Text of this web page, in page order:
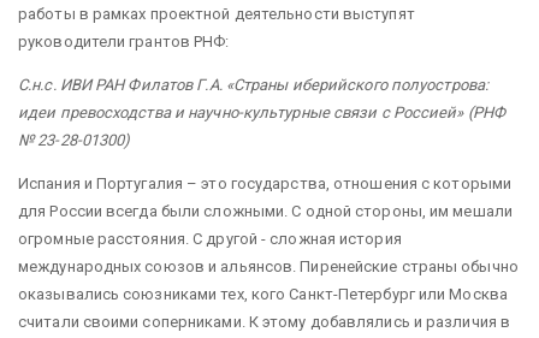
работы в рамках проектной деятельности выступят
руководители грантов РНФ:
С.н.с. ИВИ РАН Филатов Г.А. «Страны иберийского полуострова:
идеи превосходства и научно-культурные связи с Россией» (РНФ
№ 23-28-01300)
Испания и Португалия – это государства, отношения с которыми
для России всегда были сложными. С одной стороны, им мешали
огромные расстояния. С другой - сложная история
международных союзов и альянсов. Пиренейские страны обычно
оказывались союзниками тех, кого Санкт-Петербург или Москва
считали своими соперниками. К этому добавлялись и различия в